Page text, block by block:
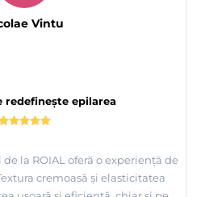
si inovative fabricate de -
redefinește epilarea
de la ROIAL oferă o experiență de
cremoasă și elasticitatea
Vintu